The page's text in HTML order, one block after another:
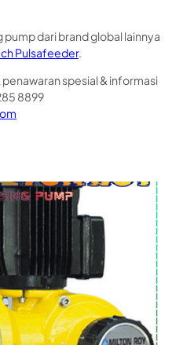
dari brand global lainnya
Pulsafeeder.
spesial & informasi
8899